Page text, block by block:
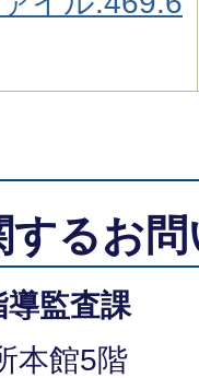
するお
監査課
本館5階